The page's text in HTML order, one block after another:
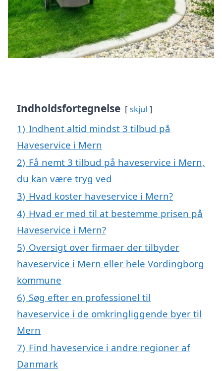
Indholdsfortegnelse skjul
1) Indhent altid mindst 3 tilbud på
Haveservice i Mern
2) Få nemt 3 tilbud på haveservice i Mern,
du kan være tryg ved
3) Hvad koster haveservice i Mern?
4) Hvad er med til at bestemme prisen på
Haveservice i Mern?
5) Oversigt over firmaer der tilbyder
haveservice i Mern eller hele Vordingborg
kommune
6) Søg efter en professionel til
haveservice i de omkringliggende byer til
Mern
7) Find haveservice i andre regioner af
Danmark